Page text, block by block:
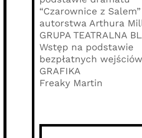
“Czarownice z Salem”
autorstwa Arthura
GRUPA TEATRALNA
Wstęp na podstawie
bezpłatnych
GRAFIKA
Freaky Martin